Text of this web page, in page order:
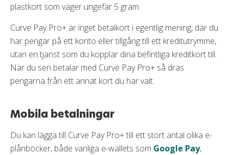
plastkort som väger ungefär 5 gram.
Curve Pay Pro+ är inget betalkort i egentlig mening, där du
har pengar på ett konto eller tillgång till ett kreditutrymme,
utan en tjänst som du kopplar dina befintliga kreditkort till.
När du sen betalar med Curve Pay Pro+ så dras
pengarna från ett annat kort du har valt.
Mobila betalningar
Du kan lägga till Curve Pay Pro+ till ett stort antal olika e-
plånböcker, både vanliga e-wallets som Google Pay,